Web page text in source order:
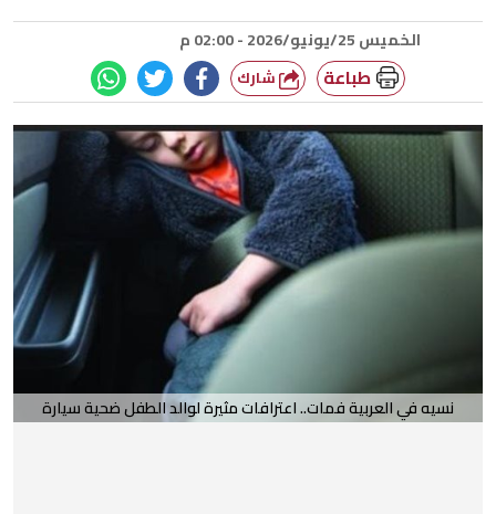
الخميس 25/يونيو/2026 - 02:00 م
طباعة
نسيه في العربية فمات.. اعترافات مثيرة لوالد الطفل ضحية سيارة